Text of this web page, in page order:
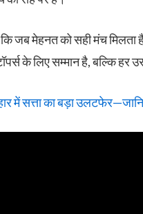
जब मेहनत को सही मंच
के लिए सम्मान है, बल्कि
में सत्ता का बड़ा